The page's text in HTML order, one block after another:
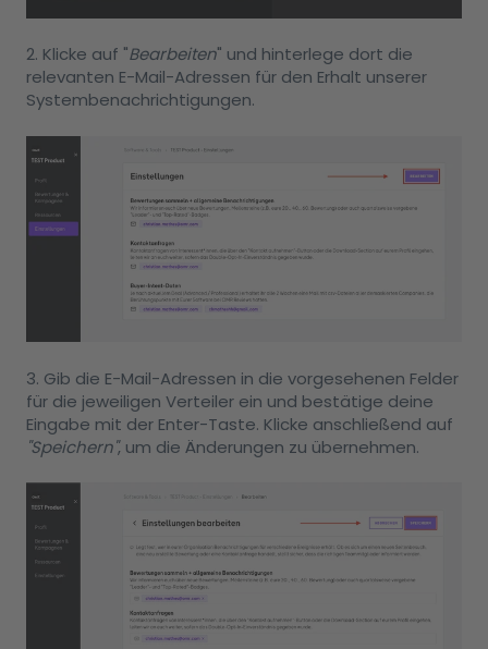
2. Klicke auf "Bearbeiten" und hinterlege dort die
relevanten E-Mail-Adressen für den Erhalt unserer
Systembenachrichtigungen.
3. Gib die E-Mail-Adressen in die vorgesehenen Felder
für die jeweiligen Verteiler ein und bestätige deine
Eingabe mit der Enter-Taste. Klicke anschließend auf
"Speichern", um die Änderungen zu übernehmen.